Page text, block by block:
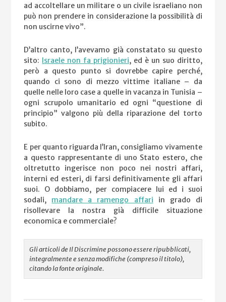
ad accoltellare un militare o un civile israeliano non
può non prendere in considerazione la possibilità di
non uscirne vivo”.
D’altro canto, l’avevamo già constatato su questo
sito: Israele non fa prigionieri, ed è un suo diritto,
però a questo punto si dovrebbe capire perché,
quando ci sono di mezzo vittime italiane – da
quelle nelle loro case a quelle in vacanza in Tunisia –
ogni scrupolo umanitario ed ogni “questione di
principio” valgono più della riparazione del torto
subito.
E per quanto riguarda l’Iran, consigliamo vivamente
a questo rappresentante di uno Stato estero, che
oltretutto ingerisce non poco nei nostri affari,
interni ed esteri, di farsi definitivamente gli affari
suoi. O dobbiamo, per compiacere lui ed i suoi
sodali, mandare a ramengo affari in grado di
risollevare la nostra già difficile situazione
economica e commerciale?
Gli articoli de Il Discrimine possono essere ripubblicati,
integralmente e senza modifiche (compreso il titolo),
citando la fonte originale.